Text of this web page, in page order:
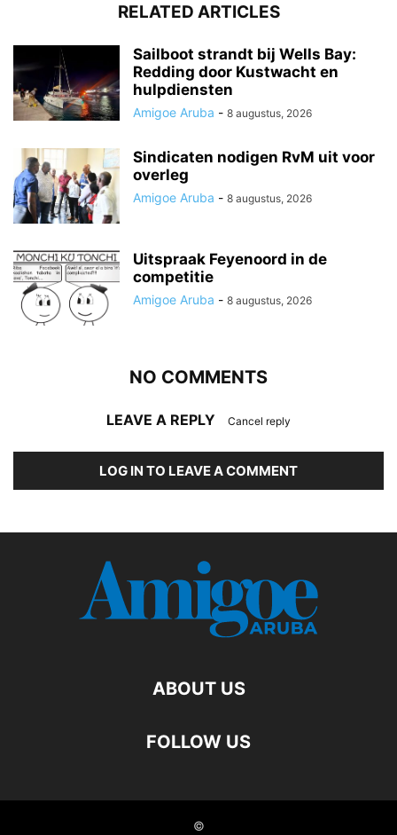
RELATED ARTICLES
Sailboot strandt bij Wells Bay:
Redding door Kustwacht en
hulpdiensten
Amigoe Aruba - 8 augustus, 2026
Sindicaten nodigen RvM uit voor
overleg
Amigoe Aruba - 8 augustus, 2026
Uitspraak Feyenoord in de
competitie
Amigoe Aruba - 8 augustus, 2026
NO COMMENTS
LEAVE A REPLY Cancel reply
LOG IN TO LEAVE A COMMENT
ABOUT US
FOLLOW US
©